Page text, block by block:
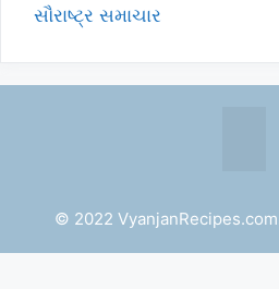
સૌરાષ્ટ્ર સમાચાર
© 2022